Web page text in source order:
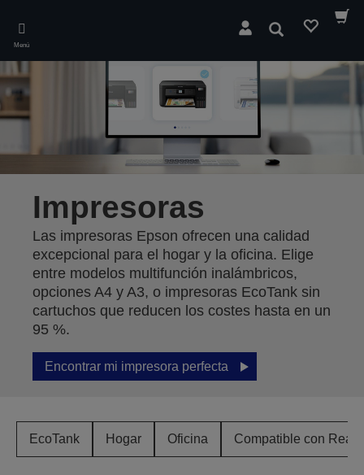
main
content
Menú
Buscar
Impresoras
Las impresoras Epson ofrecen una calidad
excepcional para el hogar y la oficina. Elige
entre modelos multifunción inalámbricos,
opciones A4 y A3, o impresoras EcoTank sin
cartuchos que reducen los costes hasta en un
95 %.
Encontrar mi impresora perfecta
EcoTank Hogar Oficina Compatible con